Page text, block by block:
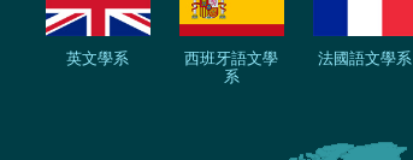
英文學系
西班牙語文學
系
法國語文學系